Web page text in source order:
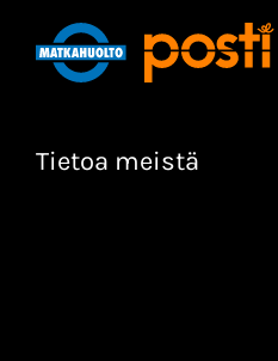
Tietoa meistä